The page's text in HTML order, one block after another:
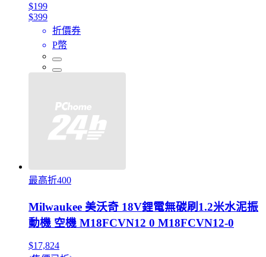
$199
$399
折價券
P幣
最高折400
Milwaukee 美沃奇 18V鋰電無碳刷1.2米水泥振
動機 空機 M18FCVN12 0 M18FCVN12-0
$17,824